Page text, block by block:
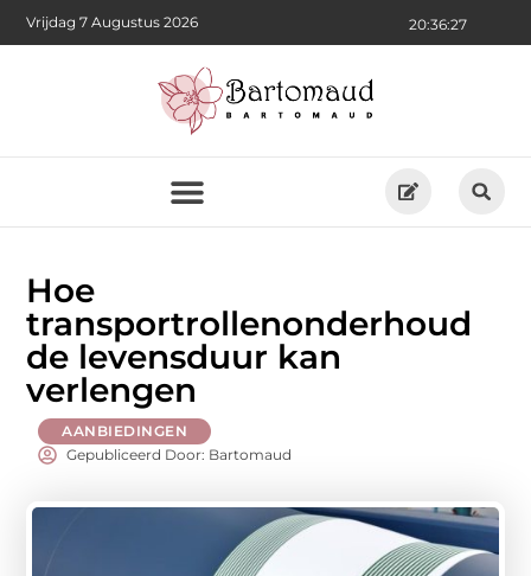
20:36:29
Vrijdag 7 Augustus 2026
Hoe
transportrollenonderhoud
de levensduur kan
verlengen
AANBIEDINGEN
Gepubliceerd Door: Bartomaud